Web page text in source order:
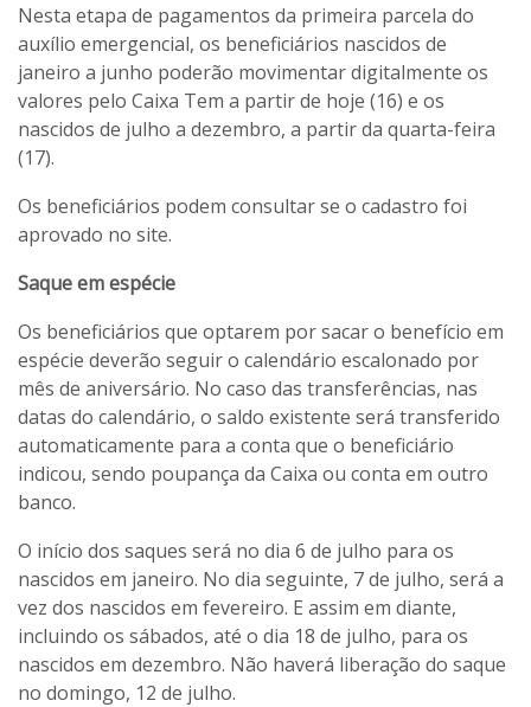
Nesta etapa de pagamentos da primeira parcela do
auxílio emergencial, os beneficiários nascidos de
janeiro a junho poderão movimentar digitalmente os
valores pelo Caixa Tem a partir de hoje (16) e os
nascidos de julho a dezembro, a partir da quarta-feira
(17).
Os beneficiários podem consultar se o cadastro foi
aprovado no site.
Saque em espécie
Os beneficiários que optarem por sacar o benefício em
espécie deverão seguir o calendário escalonado por
mês de aniversário. No caso das transferências, nas
datas do calendário, o saldo existente será transferido
automaticamente para a conta que o beneficiário
indicou, sendo poupança da Caixa ou conta em outro
banco.
O início dos saques será no dia 6 de julho para os
nascidos em janeiro. No dia seguinte, 7 de julho, será a
vez dos nascidos em fevereiro. E assim em diante,
incluindo os sábados, até o dia 18 de julho, para os
nascidos em dezembro. Não haverá liberação do saque
no domingo, 12 de julho.